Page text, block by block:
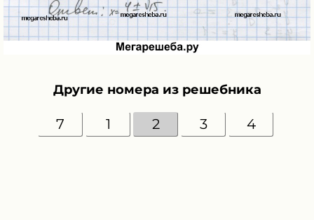
Другие номера из решебника
7 1 2 3 4